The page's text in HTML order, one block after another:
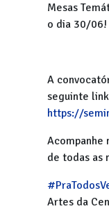
Mesas
o dia 30/06!
A
seguinte
https://
Acompanhe
de todas as
Artes da